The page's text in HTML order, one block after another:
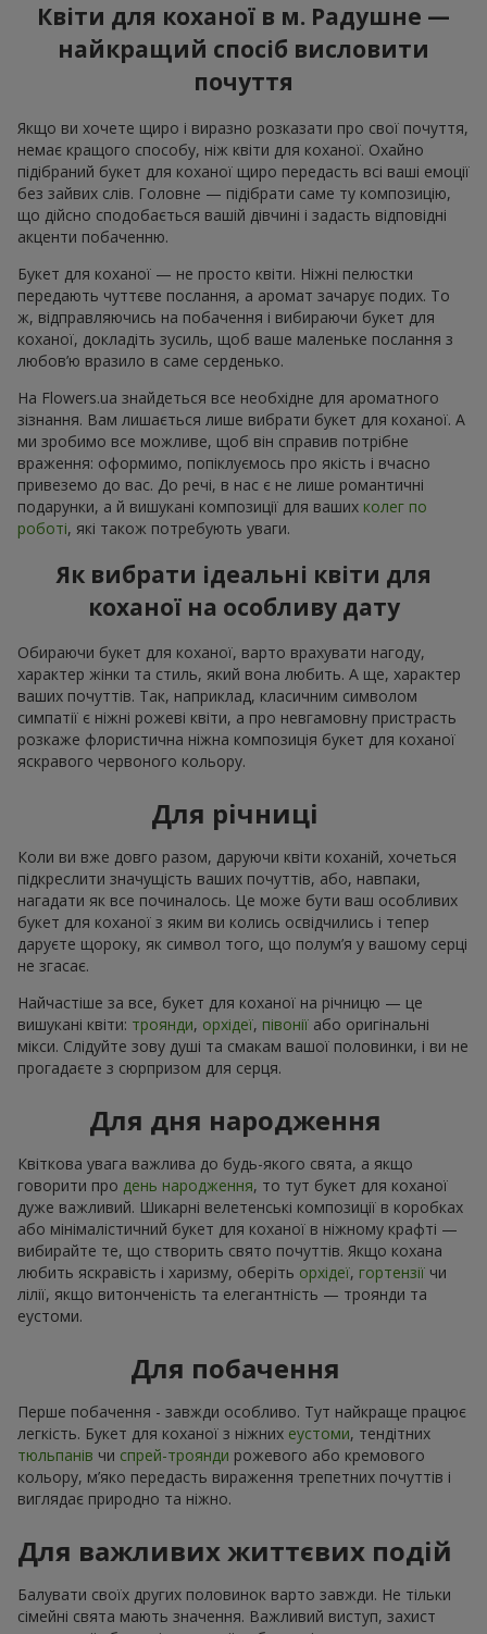
Квіти для коханої в м. Радушне —
найкращий спосіб висловити
почуття
Якщо ви хочете щиро і виразно розказати про свої почуття,
немає кращого способу, ніж квіти для коханої. Охайно
підібраний букет для коханої щиро передасть всі ваші емоції
без зайвих слів. Головне — підібрати саме ту композицію,
що дійсно сподобається вашій дівчині і задасть відповідні
акценти побаченню.
Букет для коханої — не просто квіти. Ніжні пелюстки
передають чуттєве послання, а аромат зачарує подих. То
ж, відправляючись на побачення і вибираючи букет для
коханої, докладіть зусиль, щоб ваше маленьке послання з
любов’ю вразило в саме серденько.
На Flowers.ua знайдеться все необхідне для ароматного
зізнання. Вам лишається лише вибрати букет для коханої. А
ми зробимо все можливе, щоб він справив потрібне
враження: оформимо, попіклуємось про якість і вчасно
привеземо до вас. До речі, в нас є не лише романтичні
подарунки, а й вишукані композиції для ваших колег по
роботі, які також потребують уваги.
Як вибрати ідеальні квіти для
коханої на особливу дату
Обираючи букет для коханої, варто врахувати нагоду,
характер жінки та стиль, який вона любить. А ще, характер
ваших почуттів. Так, наприклад, класичним символом
симпатії є ніжні рожеві квіти, а про невгамовну пристрасть
розкаже флористична ніжна композиція букет для коханої
яскравого червоного кольору.
Для річниці
Коли ви вже довго разом, даруючи квіти коханій, хочеться
підкреслити значущість ваших почуттів, або, навпаки,
нагадати як все починалось. Це може бути ваш особливих
букет для коханої з яким ви колись освідчились і тепер
даруєте щороку, як символ того, що полум’я у вашому серці
не згасає.
Найчастіше за все, букет для коханої на річницю — це
вишукані квіти: троянди, орхідеї, півонії або оригінальні
мікси. Слідуйте зову душі та смакам вашої половинки, і ви не
прогадаєте з сюрпризом для серця.
Для дня народження
Квіткова увага важлива до будь-якого свята, а якщо
говорити про день народження, то тут букет для коханої
дуже важливий. Шикарні велетенські композиції в коробках
або мінімалістичний букет для коханої в ніжному крафті —
вибирайте те, що створить свято почуттів. Якщо кохана
любить яскравість і харизму, оберіть орхідеї, гортензії чи
лілії, якщо витонченість та елегантність — троянди та
еустоми.
Для побачення
Перше побачення - завжди особливо. Тут найкраще працює
легкість. Букет для коханої з ніжних еустоми, тендітних
тюльпанів чи спрей-троянди рожевого або кремового
кольору, м’яко передасть вираження трепетних почуттів і
виглядає природно та ніжно.
Для важливих життєвих подій
Балувати своїх других половинок варто завжди. Не тільки
сімейні свята мають значення. Важливий виступ, захист